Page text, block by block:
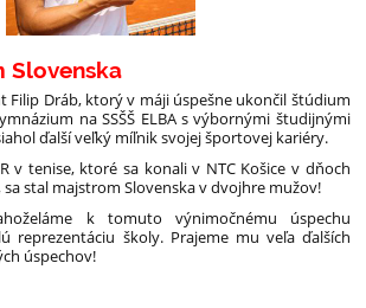
Slovenska
Filip Dráb, ktorý v máji úspešne ukončil štúdium
na SSŠŠ ELBA s výbornými študijnými
ďalší veľký míľnik svojej športovej kariéry.
v tenise, ktoré sa konali v NTC Košice v dňoch
sa stal majstrom Slovenska v dvojhre mužov!
k tomuto výnimočnému úspechu
reprezentáciu školy. Prajeme mu veľa ďalších
úspechov!